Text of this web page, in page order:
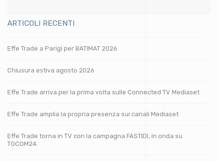
ARTICOLI RECENTI
Effe Trade a Parigi per BATIMAT 2026
Chiusura estiva agosto 2026
Effe Trade arriva per la prima volta sulle Connected TV Mediaset
Effe Trade amplia la propria presenza sui canali Mediaset
Effe Trade torna in TV con la campagna FASTIDI, in onda su
TGCOM24.